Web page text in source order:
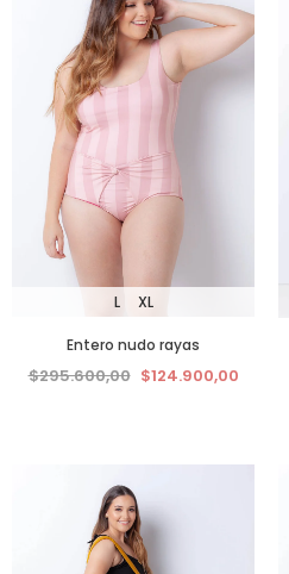
L XL
Entero nudo rayas
$295.600,00 $124.900,00